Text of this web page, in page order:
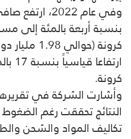
وفي عام 2022،
كرونة
كرونة.
وأشارت الشركة في
النتائج تحققت رغم
تكاليف المواد والشحن